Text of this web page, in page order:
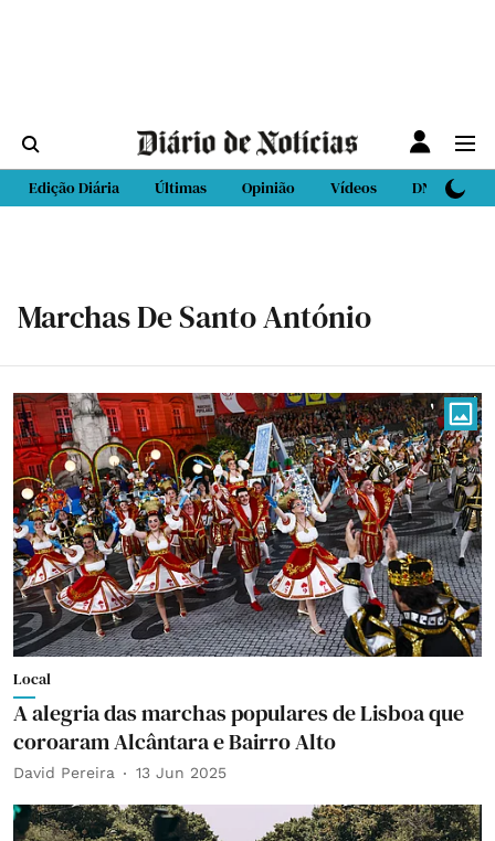
Edição Diária Últimas Opinião Vídeos DN Sport
Marchas De Santo António
Local
A alegria das marchas populares de Lisboa que
coroaram Alcântara e Bairro Alto
David Pereira 13 Jun 2025